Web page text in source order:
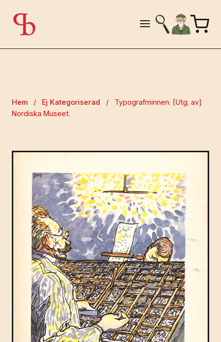
Hem / Ej Kategoriserad /
Typografminnen. [Utg. av]
Nordiska Museet.